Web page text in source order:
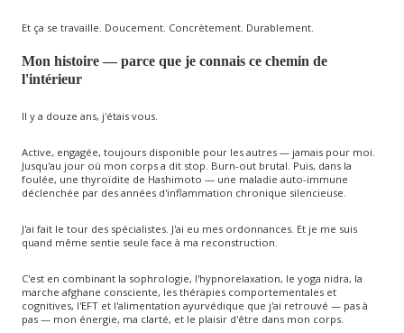
Et ça se travaille. Doucement. Concrètement. Durablement.
Mon histoire — parce que je connais ce chemin de
l'intérieur
Il y a douze ans, j'étais vous.
Active, engagée, toujours disponible pour les autres — jamais pour moi.
Jusqu'au jour où mon corps a dit stop. Burn-out brutal. Puis, dans la
foulée, une thyroïdite de Hashimoto — une maladie auto-immune
déclenchée par des années d'inflammation chronique silencieuse.
J'ai fait le tour des spécialistes. J'ai eu mes ordonnances. Et je me suis
quand même sentie seule face à ma reconstruction.
C'est en combinant la sophrologie, l'hypnorelaxation, le yoga nidra, la
marche afghane consciente, les thérapies comportementales et
cognitives, l'EFT et l'alimentation ayurvédique que j'ai retrouvé — pas à
pas — mon énergie, ma clarté, et le plaisir d'être dans mon corps.